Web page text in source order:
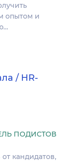
опытом и
/ HR-
ПОДИСТОВ
кандидатов,